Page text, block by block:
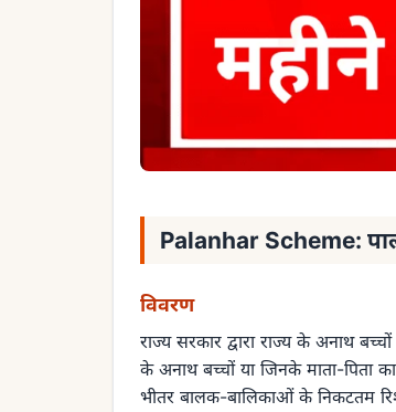
Palanhar Scheme:
विवरण
राज्य सरकार द्वारा राज्य के अनाथ
के अनाथ बच्चों या जिनके माता-पिता
भीतर बालक-बालिकाओं के निकटतम